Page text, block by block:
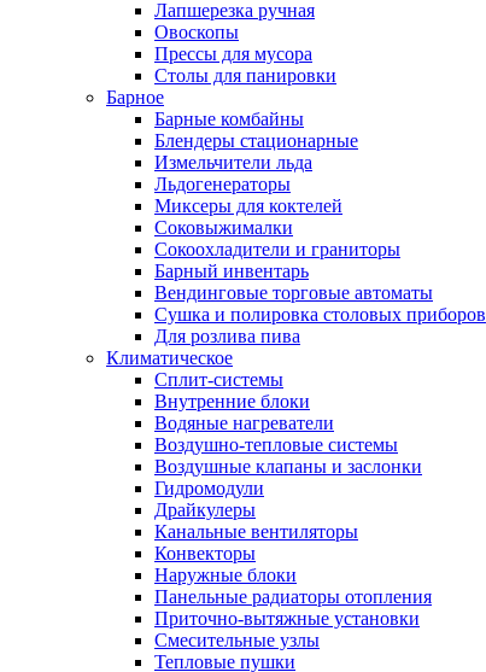
Лапшерезка ручная
Овоскопы
Прессы для мусора
Столы для панировки
Барное
Барные комбайны
Блендеры стационарные
Измельчители льда
Льдогенераторы
Миксеры для коктелей
Соковыжималки
Сокоохладители и граниторы
Барный инвентарь
Вендинговые торговые автоматы
Сушка и полировка столовых приборов
Для розлива пива
Климатическое
Сплит-системы
Внутренние блоки
Водяные нагреватели
Воздушно-тепловые системы
Воздушные клапаны и заслонки
Гидромодули
Драйкулеры
Канальные вентиляторы
Конвекторы
Наружные блоки
Панельные радиаторы отопления
Приточно-вытяжные установки
Смесительные узлы
Тепловые пушки